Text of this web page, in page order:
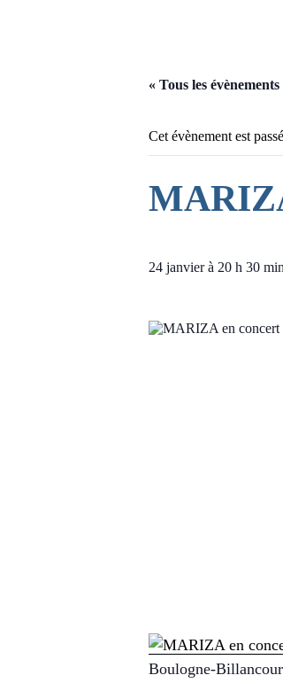
« Tous les évènements
Cet évènement est
24 janvier à 20 h 30 min
Boulogne-